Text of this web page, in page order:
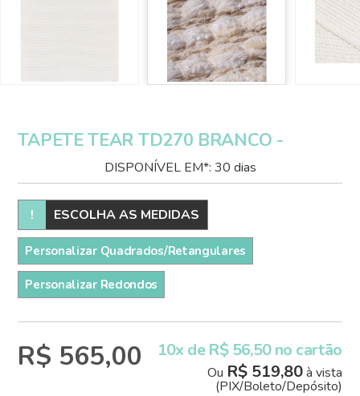
TAPETE TEAR TD270 BRANCO -
DISPONÍVEL EM*: 30 dias
! ESCOLHA AS MEDIDAS
Personalizar Quadrados/Retangulares
Personalizar Redondos
R$ 565,00 10x de R$ 56,50 no cartão
Ou R$ 519,80à vista
(PIX/Boleto/Depósito)